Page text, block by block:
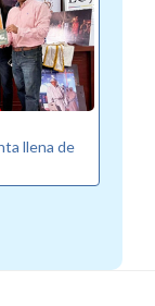
llena de